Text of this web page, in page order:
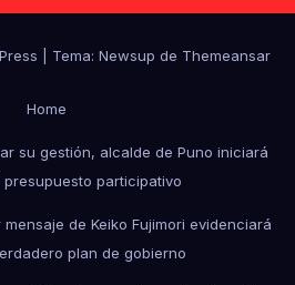
Tema: Newsup de Themeansar
Home
su gestión, alcalde de Puno iniciará
presupuesto participativo
de Keiko Fujimori evidenciará
plan de gobierno